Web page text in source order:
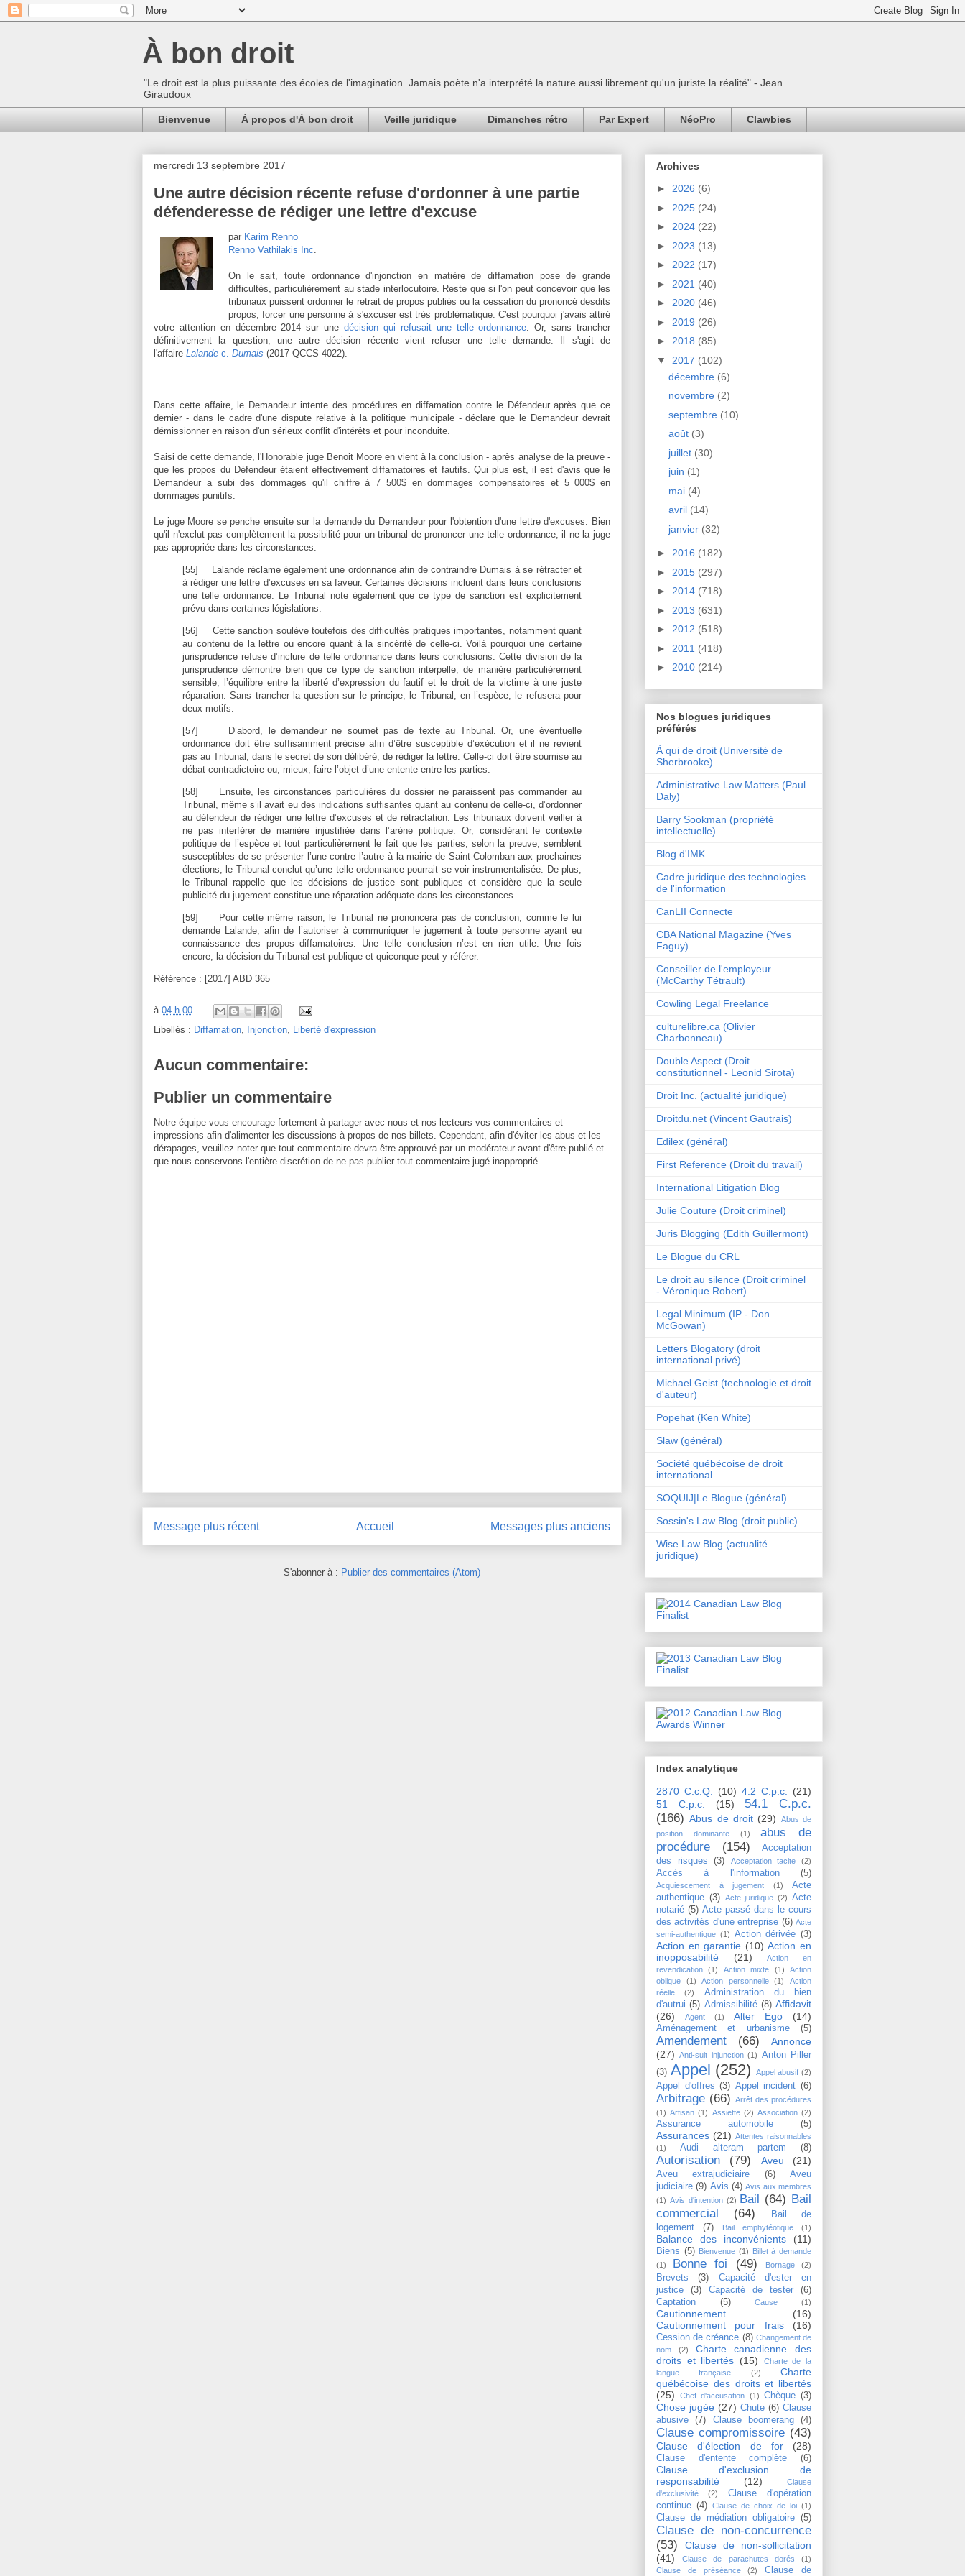
À bon droit
"Le droit est la plus puissante des écoles de l'imagination. Jamais poète n'a interprété la nature aussi librement qu'un juriste la réalité" - Jean
Giraudoux
Bienvenue À propos d'À bon droit Veille juridique Dimanches rétro Par Expert NéoPro Clawbies
mercredi 13 septembre 2017
Une autre décision récente refuse d'ordonner à une partie
défenderesse de rédiger une lettre d'excuse
par Karim Renno
Renno Vathilakis Inc
On le sait, toute ordonnance d'injonction en matière de diffamation pose de grande
difficultés, particulièrement au stade interlocutoire. Reste que si l'on peut concevoir que les
tribunaux puissent ordonner le retrait de propos publiés ou la cessation du prononcé desdits
propos, forcer une personne à s'excuser est très problématique. C'est pourquoi j'avais attiré
votre attention en décembre 2014 sur une décision qui refusait une telle ordonnance . Or, sans trancher
définitivement la question, une autre décision récente vient refuser une telle demande. Il s'agit de
l'affaire Lalande c. Dumais (2017 QCCS 4022).
Dans cette affaire, le Demandeur intente des procédures en diffamation contre le Défendeur après que ce
dernier - dans le cadre d'une dispute relative à la politique municipale - déclare que le Demandeur devrait
démissionner en raison d'un sérieux conflit d'intérêts et pour inconduite.
Saisi de cette demande, l'Honorable juge Benoit Moore en vient à la conclusion - après analyse de la preuve -
que les propos du Défendeur étaient effectivement diffamatoires et fautifs. Qui plus est, il est d'avis que le
Demandeur a subi des dommages qu'il chiffre à 7 500$ en dommages compensatoires et 5 000$ en
dommages punitifs.
Le juge Moore se penche ensuite sur la demande du Demandeur pour l'obtention d'une lettre d'excuses. Bien
qu'il n'exclut pas complètement la possibilité pour un tribunal de prononcer une telle ordonnance, il ne la juge
pas appropriée dans les circonstances:
[55]
Lalande réclame également une ordonnance afin de contraindre Dumais à se rétracter et
à rédiger une lettre d’excuses en sa faveur. Certaines décisions incluent dans leurs conclusions
une telle ordonnance. Le Tribunal note également que ce type de sanction est explicitement
prévu dans certaines législations.
[56]
Cette sanction soulève toutefois des difficultés pratiques importantes, notamment quant
au contenu de la lettre ou encore quant à la sincérité de celle-ci. Voilà pourquoi une certaine
jurisprudence refuse d’inclure de telle ordonnance dans leurs conclusions. Cette division de la
jurisprudence démontre bien que ce type de sanction interpelle, de manière particulièrement
sensible, l’équilibre entre la liberté d’expression du fautif et le droit de la victime à une juste
réparation. Sans trancher la question sur le principe, le Tribunal, en l’espèce, le refusera pour
deux motifs.
[57]
D’abord, le demandeur ne soumet pas de texte au Tribunal. Or, une éventuelle
ordonnance doit être suffisamment précise afin d’être susceptible d’exécution et il ne revient
pas au Tribunal, dans le secret de son délibéré, de rédiger la lettre. Celle-ci doit être soumise au
débat contradictoire ou, mieux, faire l’objet d’une entente entre les parties.
[58]
Ensuite, les circonstances particulières du dossier ne paraissent pas commander au
Tribunal, même s’il avait eu des indications suffisantes quant au contenu de celle-ci, d’ordonner
au défendeur de rédiger une lettre d’excuses et de rétractation. Les tribunaux doivent veiller à
ne pas interférer de manière injustifiée dans l’arène politique. Or, considérant le contexte
politique de l’espèce et tout particulièrement le fait que les parties, selon la preuve, semblent
susceptibles de se présenter l’une contre l’autre à la mairie de Saint-Colomban aux prochaines
élections, le Tribunal conclut qu’une telle ordonnance pourrait se voir instrumentalisée. De plus,
le Tribunal rappelle que les décisions de justice sont publiques et considère que la seule
publicité du jugement constitue une réparation adéquate dans les circonstances.
[59]
Pour cette même raison, le Tribunal ne prononcera pas de conclusion, comme le lui
demande Lalande, afin de l’autoriser à communiquer le jugement à toute personne ayant eu
connaissance des propos diffamatoires. Une telle conclusion n’est en rien utile. Une fois
encore, la décision du Tribunal est publique et quiconque peut y référer.
Référence : [2017] ABD 365
à 04 h 00
Libellés : Diffamation Injonction Liberté d'expression
Aucun commentaire:
Publier un commentaire
Notre équipe vous encourage fortement à partager avec nous et nos lecteurs vos commentaires et
impressions afin d'alimenter les discussions à propos de nos billets. Cependant, afin d'éviter les abus et les
dérapages, veuillez noter que tout commentaire devra être approuvé par un modérateur avant d'être publié et
que nous conservons l'entière discrétion de ne pas publier tout commentaire jugé inapproprié.
Message plus récent Messages plus anciens
Accueil
S'abonner à : Publier des commentaires (Atom)
Archives
► 2026 (6)
► 2025 (24)
► 2024 (22)
► 2023 (13)
► 2022 (17)
► 2021 (40)
► 2020 (46)
► 2019 (26)
► 2018 (85)
▼ 2017 (102)
décembre (6)
novembre (2)
septembre (10)
août (3)
juillet (30)
juin (1)
mai (4)
avril (14)
janvier (32)
► 2016 (182)
► 2015 (297)
► 2014 (718)
► 2013 (631)
► 2012 (518)
► 2011 (418)
► 2010 (214)
Nos blogues juridiques
préférés
À qui de droit (Université de
Sherbrooke)
Administrative Law Matters (Paul
Daly)
Barry Sookman (propriété
intellectuelle)
Blog d'IMK
Cadre juridique des technologies
de l'information
CanLII Connecte
CBA National Magazine (Yves
Faguy)
Conseiller de l'employeur
(McCarthy Tétrault)
Cowling Legal Freelance
culturelibre.ca (Olivier
Charbonneau)
Double Aspect (Droit
constitutionnel - Leonid Sirota)
Droit Inc. (actualité juridique)
Droitdu.net (Vincent Gautrais)
Edilex (général)
First Reference (Droit du travail)
International Litigation Blog
Julie Couture (Droit criminel)
Juris Blogging (Edith Guillermont)
Le Blogue du CRL
Le droit au silence (Droit criminel
- Véronique Robert)
Legal Minimum (IP - Don
McGowan)
Letters Blogatory (droit
international privé)
Michael Geist (technologie et droit
d'auteur)
Popehat (Ken White)
Slaw (général)
Société québécoise de droit
international
SOQUIJ|Le Blogue (général)
Sossin's Law Blog (droit public)
Wise Law Blog (actualité
juridique)
Index analytique
2870 C.c.Q.
(10) 4.2 C.p.c.
(21)
51 C.p.c.
(15)
54.1 C.p.c.
(166) Abus de droit (29)
Abus de
position dominante
(1)
abus de
procédure
(154)
Acceptation
des risques
(3) Acceptation tacite (2)
Accès à l'information (5)
Acquiescement à jugement (1)
Acte
authentique (3) Acte juridique (2) Acte
notarié (5) Acte passé dans le cours
des activités d'une entreprise (6) Acte
semi-authentique (1) Action dérivée (3)
Action en garantie (10) Action en
inopposabilité
(21)
Action en
revendication
(1) Action mixte (1)
Action
oblique
(1) Action personnelle (1)
Action
réelle
(2)
Administration du bien
d'autrui (5) Admissibilité (8) Affidavit
(26)
Agent (1) Alter Ego (14)
Aménagement et urbanisme (5)
Amendement (66)
Annonce
(27)
Anti-suit injunction (1) Anton Piller
(3) Appel (252) Appel abusif (2)
Appel d'offres (3) Appel incident (6)
Arbitrage (66) Arrêt des procédures
(1) Artisan (1) Assiette (2) Association (2)
Assurance automobile (5)
Assurances (21) Attentes raisonnables
(1)
Audi alteram partem (8)
Autorisation (79) Aveu (21)
Aveu extrajudiciaire (6)
Aveu
judiciaire (9) Avis (4) Avis aux membres
(1) Avis d'intention (2) Bail (64) Bail
commercial
(64)
Bail de
logement
(7) Bail emphytéotique (1)
Balance des inconvénients (11)
Biens (5) Bienvenue (1) Billet à demande
(1)
Bonne foi (49) Bornage (2)
Brevets (3)
Capacité d'ester en
justice
(3) Capacité de tester
(6)
Captation
(5) Cause (1)
Cautionnement
(16)
Cautionnement pour frais
(16)
Cession de créance (8) Changement de
nom
(2)
Charte canadienne des
droits et libertés (15)
Charte de la
langue française
(2)
Charte
québécoise des droits et libertés
(25)
Chef d'accusation (1) Chèque (3)
Chose jugée (27) Chute (6) Clause
abusive
(7) Clause boomerang (4)
Clause compromissoire (43)
Clause d'élection de for (28)
Clause d'entente complète (6)
Clause d'exclusion de
responsabilité
(12)
Clause
d'exclusivité
(2)
Clause d'opération
continue (4) Clause de choix de loi (1)
Clause de médiation obligatoire (5)
Clause de non-concurrence
(53)
Clause de non-sollicitation
(41)
Clause de parachutes dorés
(1)
Clause de préséance
(2) Clause de